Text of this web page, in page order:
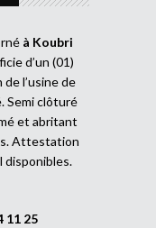
à Koubri
d’un (01)
l’usine de
Semi clôturé
et abritant
Attestation
disponibles.
11 25